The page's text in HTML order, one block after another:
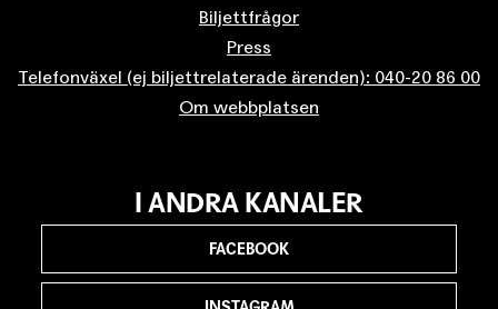
Biljettfrågor
Press
Telefonväxel (ej biljettrelaterade ärenden): 040-20 86 00
Om webbplatsen
I ANDRA KANALER
FACEBOOK